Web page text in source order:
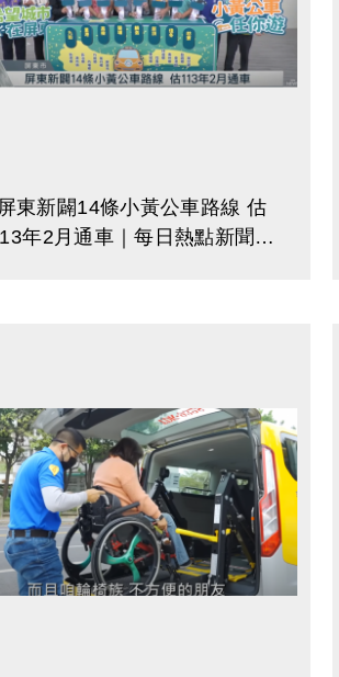
屏東新闢14條小黃公車路線 估
年2月通車｜每日熱點新聞｜